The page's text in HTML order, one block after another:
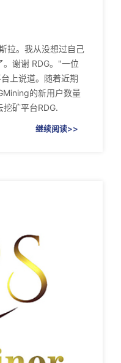
拉。我从没想过自己
谢谢 RDG。"一位
上说道。随着近期
的新用户数量
矿平台RDG.
继续阅读>>